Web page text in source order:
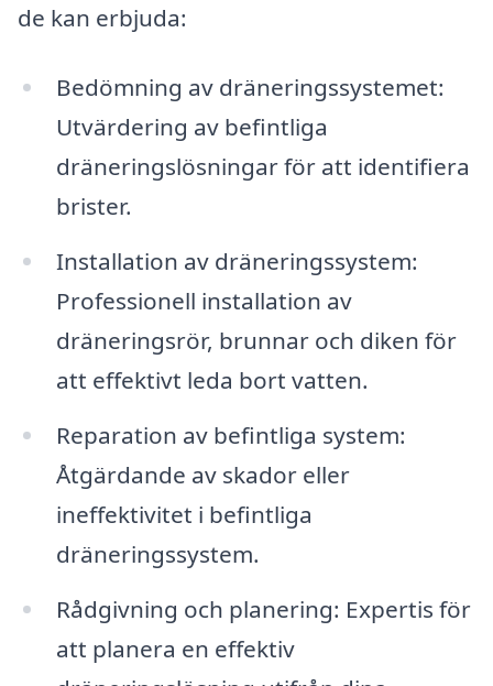
de kan erbjuda:
Bedömning av dräneringssystemet:
Utvärdering av befintliga
dräneringslösningar för att identifiera
brister.
Installation av dräneringssystem:
Professionell installation av
dräneringsrör, brunnar och diken för
att effektivt leda bort vatten.
Reparation av befintliga system:
Åtgärdande av skador eller
ineffektivitet i befintliga
dräneringssystem.
Rådgivning och planering: Expertis för
att planera en effektiv